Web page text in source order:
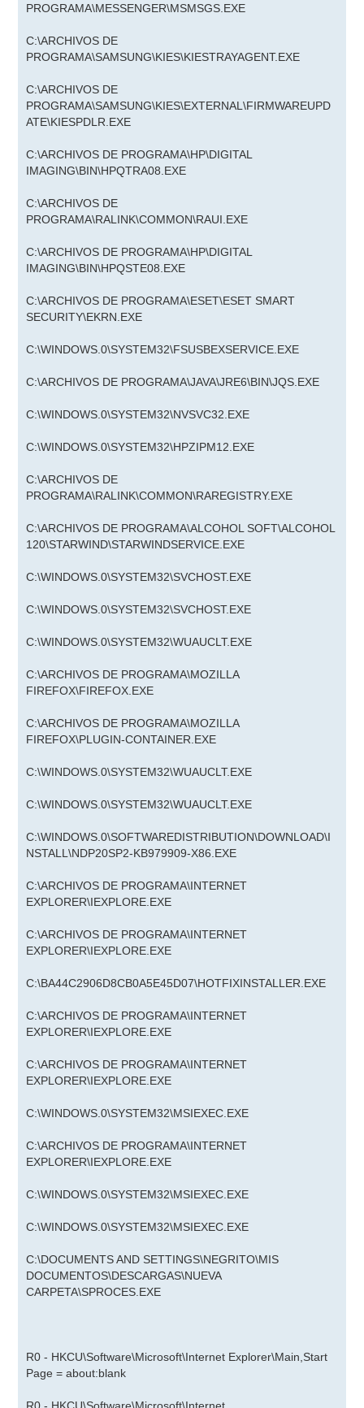
PROGRAMA\MESSENGER\MSMSGS.EXE
C:\ARCHIVOS DE
PROGRAMA\SAMSUNG\KIES\KIESTRAYAGENT.EXE
C:\ARCHIVOS DE
PROGRAMA\SAMSUNG\KIES\EXTERNAL\FIRMWAREUPD
ATE\KIESPDLR.EXE
C:\ARCHIVOS DE PROGRAMA\HP\DIGITAL
IMAGING\BIN\HPQTRA08.EXE
C:\ARCHIVOS DE
PROGRAMA\RALINK\COMMON\RAUI.EXE
C:\ARCHIVOS DE PROGRAMA\HP\DIGITAL
IMAGING\BIN\HPQSTE08.EXE
C:\ARCHIVOS DE PROGRAMA\ESET\ESET SMART
SECURITY\EKRN.EXE
C:\WINDOWS.0\SYSTEM32\FSUSBEXSERVICE.EXE
C:\ARCHIVOS DE PROGRAMA\JAVA\JRE6\BIN\JQS.EXE
C:\WINDOWS.0\SYSTEM32\NVSVC32.EXE
C:\WINDOWS.0\SYSTEM32\HPZIPM12.EXE
C:\ARCHIVOS DE
PROGRAMA\RALINK\COMMON\RAREGISTRY.EXE
C:\ARCHIVOS DE PROGRAMA\ALCOHOL SOFT\ALCOHOL
120\STARWIND\STARWINDSERVICE.EXE
C:\WINDOWS.0\SYSTEM32\SVCHOST.EXE
C:\WINDOWS.0\SYSTEM32\SVCHOST.EXE
C:\WINDOWS.0\SYSTEM32\WUAUCLT.EXE
C:\ARCHIVOS DE PROGRAMA\MOZILLA
FIREFOX\FIREFOX.EXE
C:\ARCHIVOS DE PROGRAMA\MOZILLA
FIREFOX\PLUGIN-CONTAINER.EXE
C:\WINDOWS.0\SYSTEM32\WUAUCLT.EXE
C:\WINDOWS.0\SYSTEM32\WUAUCLT.EXE
C:\WINDOWS.0\SOFTWAREDISTRIBUTION\DOWNLOAD\I
NSTALL\NDP20SP2-KB979909-X86.EXE
C:\ARCHIVOS DE PROGRAMA\INTERNET
EXPLORER\IEXPLORE.EXE
C:\ARCHIVOS DE PROGRAMA\INTERNET
EXPLORER\IEXPLORE.EXE
C:\BA44C2906D8CB0A5E45D07\HOTFIXINSTALLER.EXE
C:\ARCHIVOS DE PROGRAMA\INTERNET
EXPLORER\IEXPLORE.EXE
C:\ARCHIVOS DE PROGRAMA\INTERNET
EXPLORER\IEXPLORE.EXE
C:\WINDOWS.0\SYSTEM32\MSIEXEC.EXE
C:\ARCHIVOS DE PROGRAMA\INTERNET
EXPLORER\IEXPLORE.EXE
C:\WINDOWS.0\SYSTEM32\MSIEXEC.EXE
C:\WINDOWS.0\SYSTEM32\MSIEXEC.EXE
C:\DOCUMENTS AND SETTINGS\NEGRITO\MIS
DOCUMENTOS\DESCARGAS\NUEVA
CARPETA\SPROCES.EXE
R0 - HKCU\Software\Microsoft\Internet Explorer\Main,Start
Page = about:blank